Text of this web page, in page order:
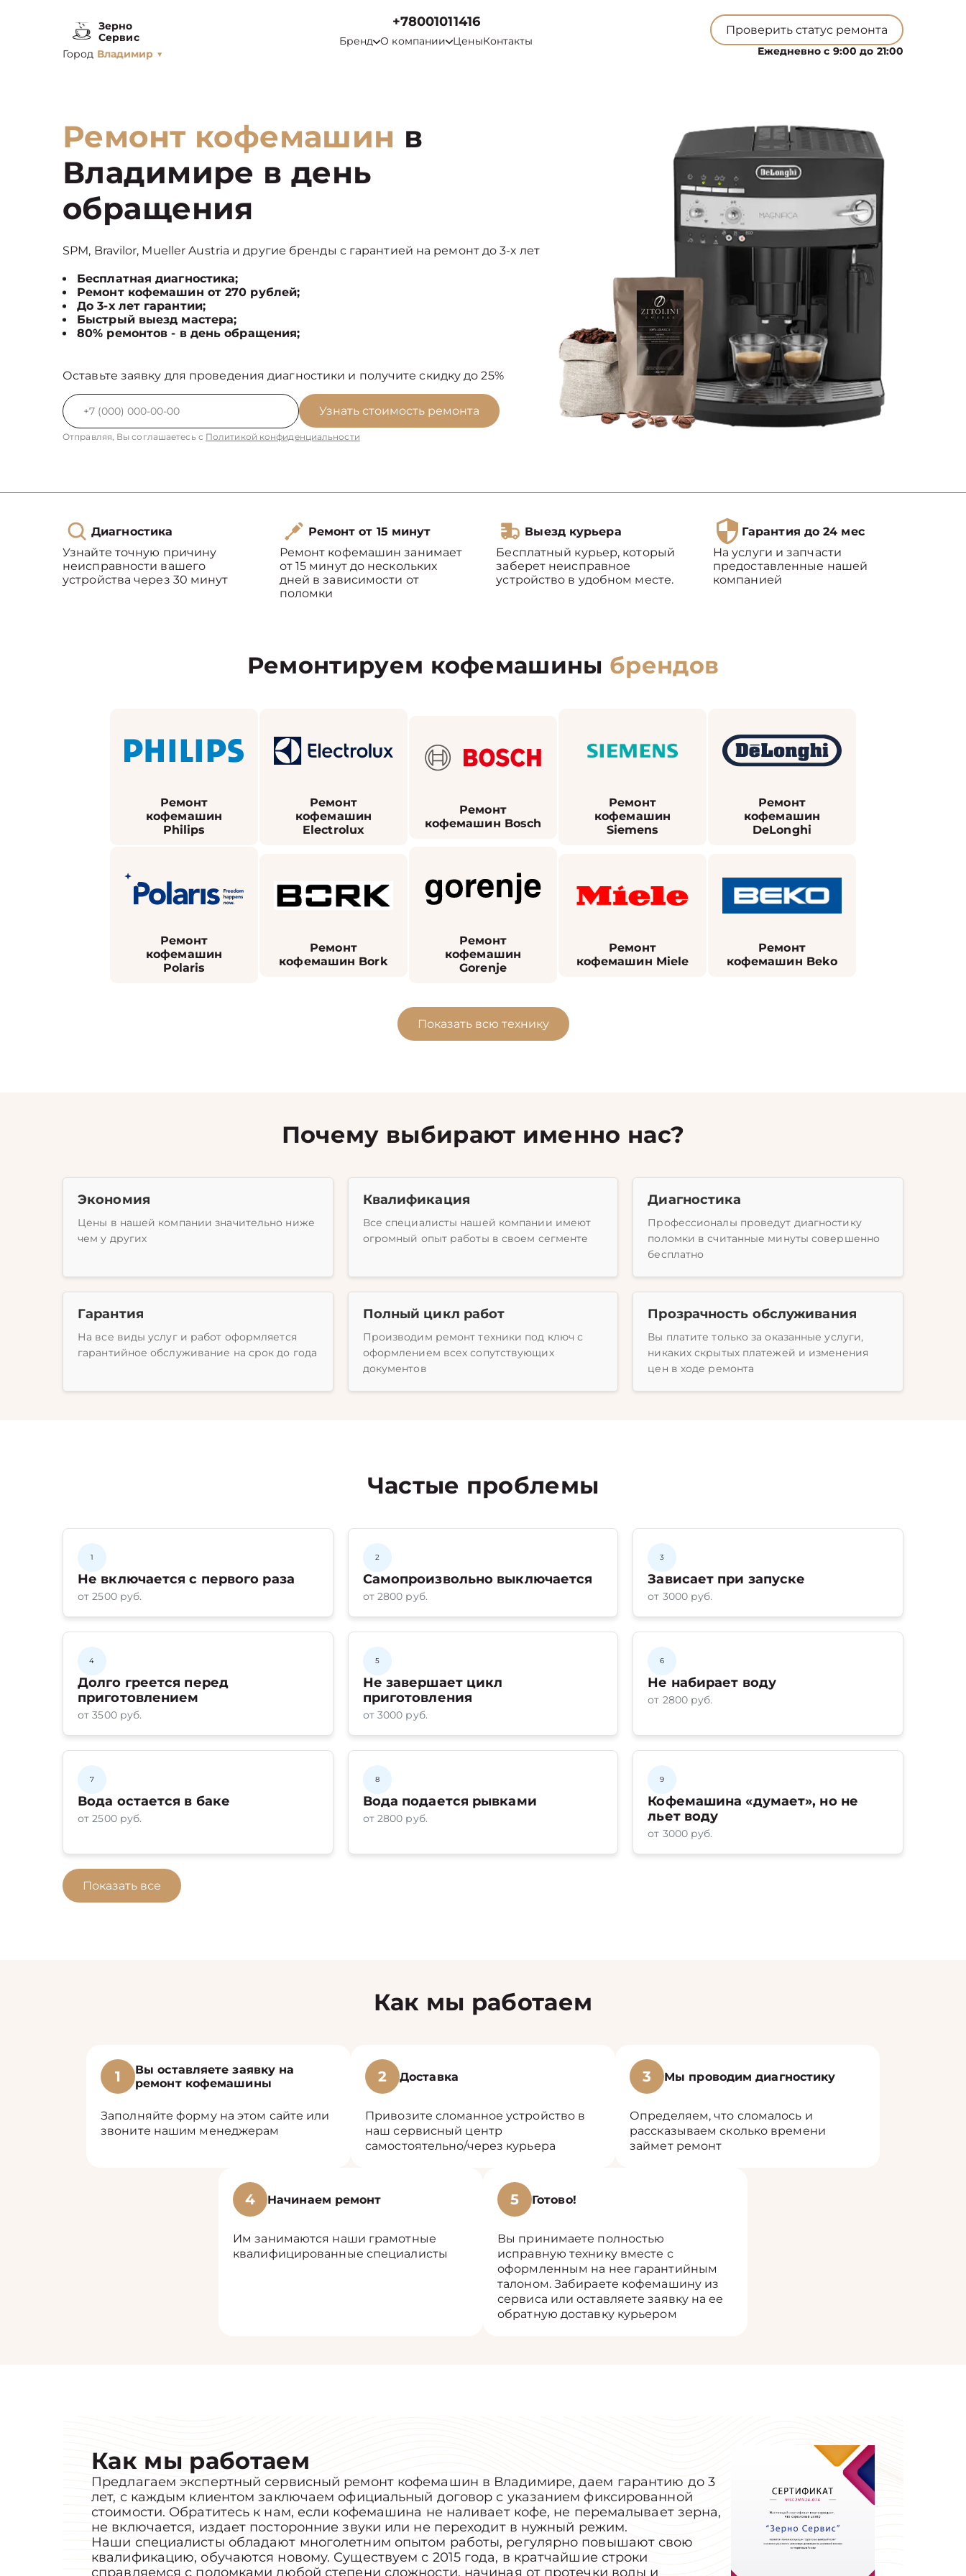
Зерно
Сервис
Город Владимир ▼
+78001011416
Бренд О компании ЦеныКонтакты
Проверить статус ремонта
Ежедневно с 9:00 до 21:00
Ремонт кофемашин в
Владимире в день
обращения
SPM, Bravilor, Mueller Austria и другие бренды с гарантией на ремонт до 3-х лет
Бесплатная диагностика;
Ремонт кофемашин от 270 рублей;
До 3-х лет гарантии;
Быстрый выезд мастера;
80% ремонтов - в день обращения;
Оставьте заявку для проведения диагностики и получите скидку до 25%
Узнать стоимость ремонта
Отправляя, Вы соглашаетесь с Политикой конфиденциальности
Диагностика
Узнайте точную причину
неисправности вашего
устройства через 30 минут
Ремонт от 15 минут
Ремонт кофемашин занимает
от 15 минут до нескольких
дней в зависимости от
поломки
Выезд курьера
Бесплатный курьер, который
заберет неисправное
устройство в удобном месте.
Гарантия до 24 мес
На услуги и запчасти
предоставленные нашей
компанией
Ремонтируем кофемашины брендов
Ремонт
кофемашин
Philips
Ремонт
кофемашин
Electrolux
Ремонт
кофемашин Bosch
Ремонт
кофемашин
Siemens
Ремонт
кофемашин
DeLonghi
Ремонт
кофемашин
Polaris
Ремонт
кофемашин Bork
Ремонт
кофемашин
Gorenje
Ремонт
кофемашин Miele
Ремонт
кофемашин Beko
Показать всю технику
Почему выбирают именно нас?
Экономия
Цены в нашей компании значительно ниже
чем у других
Квалификация
Все специалисты нашей компании имеют
огромный опыт работы в своем сегменте
Диагностика
Профессионалы проведут диагностику
поломки в считанные минуты совершенно
бесплатно
Гарантия
На все виды услуг и работ оформляется
гарантийное обслуживание на срок до года
Полный цикл работ
Производим ремонт техники под ключ с
оформлением всех сопутствующих
документов
Прозрачность обслуживания
Вы платите только за оказанные услуги,
никаких скрытых платежей и изменения
цен в ходе ремонта
Частые проблемы
1
Не включается с первого раза
от 2500 руб.
2
Самопроизвольно выключается
от 2800 руб.
3
Зависает при запуске
от 3000 руб.
4
Долго греется перед
приготовлением
от 3500 руб.
5
Не завершает цикл
приготовления
от 3000 руб.
6
Не набирает воду
от 2800 руб.
7
Вода остается в баке
от 2500 руб.
8
Вода подается рывками
от 2800 руб.
9
Кофемашина «думает», но не
льет воду
от 3000 руб.
Показать все
Как мы работаем
1
Вы оставляете заявку на
ремонт кофемашины
Заполняйте форму на этом сайте или
звоните нашим менеджерам
2 Доставка
Привозите сломанное устройство в
наш сервисный центр
самостоятельно/через курьера
3 Мы проводим диагностику
Определяем, что сломалось и
рассказываем сколько времени
займет ремонт
4 Начинаем ремонт
Им занимаются наши грамотные
квалифицированные специалисты
5 Готово!
Вы принимаете полностью
исправную технику вместе с
оформленным на нее гарантийным
талоном. Забираете кофемашину из
сервиса или оставляете заявку на ее
обратную доставку курьером
Как мы работаем
Предлагаем экспертный сервисный ремонт кофемашин в Владимире, даем гарантию до 3
лет, с каждым клиентом заключаем официальный договор с указанием фиксированной
стоимости. Обратитесь к нам, если кофемашина не наливает кофе, не перемалывает зерна,
не включается, издает посторонние звуки или не переходит в нужный режим.
Наши специалисты обладают многолетним опытом работы, регулярно повышают свою
квалификацию, обучаются новому. Существуем с 2015 года, в кратчайшие строки
справляемся с поломками любой степени сложности, начиная от протечки воды и